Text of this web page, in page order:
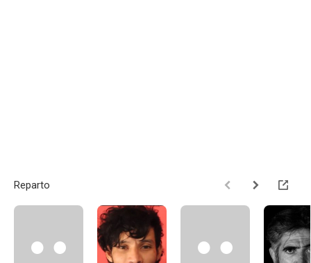
Reparto